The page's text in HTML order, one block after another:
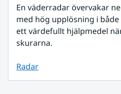
En väderradar övervakar
med hög upplösning i
ett värdefullt hjälpmedel
skurarna.
Radar